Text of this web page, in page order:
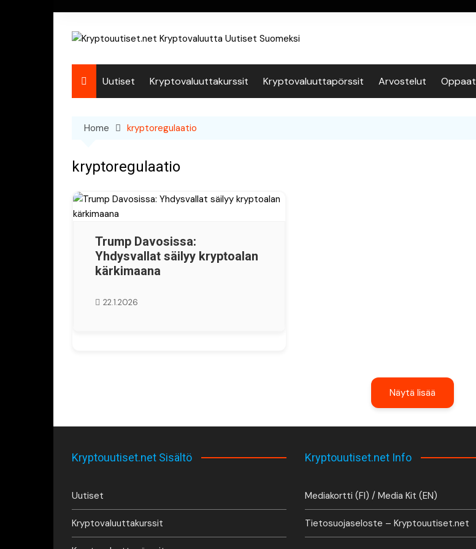
Uutiset Kryptovaluuttakurssit Kryptovaluuttapörssit Arvostelut Oppaat
Home kryptoregulaatio
kryptoregulaatio
Trump Davosissa:
Yhdysvallat säilyy kryptoalan
kärkimaana
22.1.2026
Näytä lisää
Kryptouutiset.net Sisältö
Uutiset
Kryptovaluuttakurssit
Kryptouutiset.net Info
Mediakortti (FI) / Media Kit (EN)
Tietosuojaseloste – Kryptouutiset.net